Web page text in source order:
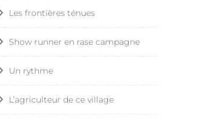
Les frontières ténues
Show runner en rase campagne
Un rythme
L’agriculteur de ce village